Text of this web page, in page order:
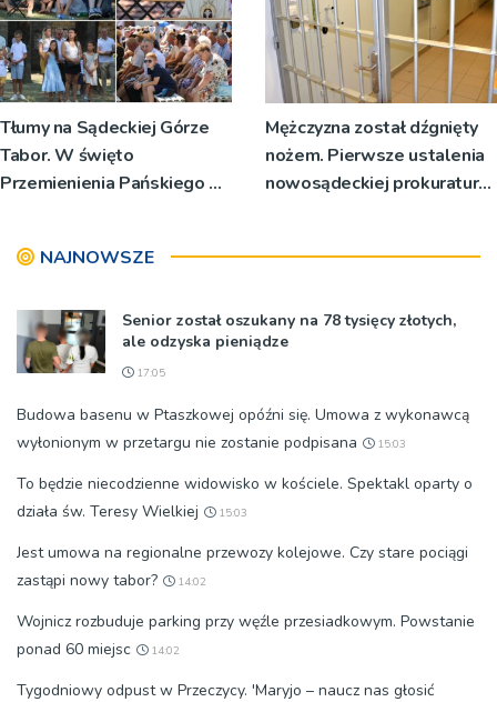
Tłumy na Sądeckiej Górze
Tabor. W święto
Przemienienia Pańskiego bp
Mężczyzna został dźgnięty
nożem. Pierwsze ustalenia
nowosądeckiej prokuratury
NAJNOWSZE
Senior został oszukany na 78 tysięcy złotych,
ale odzyska pieniądze
17:05
Budowa basenu w Ptaszkowej opóźni się. Umowa z wykonawcą
wyłonionym w przetargu nie zostanie podpisana
15:03
To będzie niecodzienne widowisko w kościele. Spektakl oparty o
działa św. Teresy Wielkiej
15:03
Jest umowa na regionalne przewozy kolejowe. Czy stare pociągi
zastąpi nowy tabor?
14:02
Wojnicz rozbuduje parking przy węźle przesiadkowym. Powstanie
ponad 60 miejsc
14:02
Tygodniowy odpust w Przeczycy. 'Maryjo – naucz nas głosić